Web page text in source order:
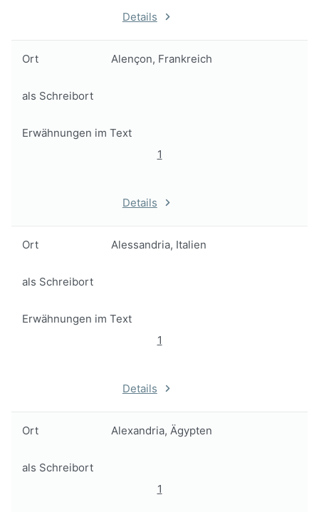
Details
Ort Alençon, Frankreich
als Schreibort
Erwähnungen im Text
1
Details
Ort Alessandria, Italien
als Schreibort
Erwähnungen im Text
1
Details
Ort Alexandria, Ägypten
als Schreibort
1